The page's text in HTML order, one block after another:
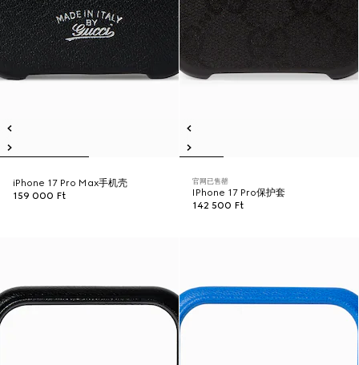
iPhone 17 Pro Max手机壳
159 000 Ft
官网已售罄
IPhone 17 Pro保护套
142 500 Ft